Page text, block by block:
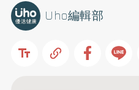
Uho編輯部